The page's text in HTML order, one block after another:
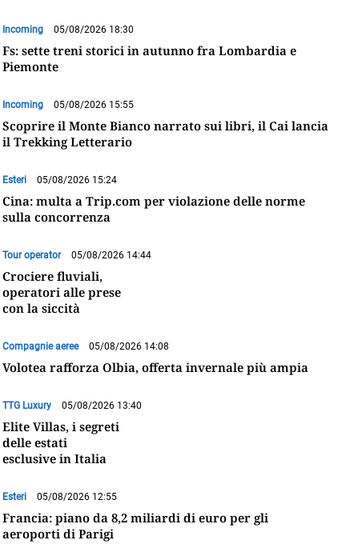
Incoming 05/08/2026 18:30
Fs: sette treni storici in autunno fra Lombardia e
Piemonte
Incoming 05/08/2026 15:55
Scoprire il Monte Bianco narrato sui libri, il Cai lancia
il Trekking Letterario
Esteri 05/08/2026 15:24
Cina: multa a Trip.com per violazione delle norme
sulla concorrenza
Tour operator 05/08/2026 14:44
Crociere fluviali,
operatori alle prese
con la siccità
Compagnie aeree 05/08/2026 14:08
Volotea rafforza Olbia, offerta invernale più ampia
TTG Luxury 05/08/2026 13:40
Elite Villas, i segreti
delle estati
esclusive in Italia
Esteri 05/08/2026 12:55
Francia: piano da 8,2 miliardi di euro per gli
aeroporti di Parigi